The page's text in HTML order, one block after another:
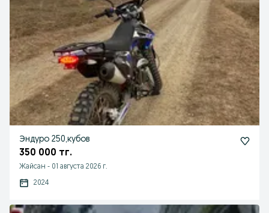
Эндуро 250,кубов
350 000 тг.
Жайсан - 01 августа 2026 г.
2024